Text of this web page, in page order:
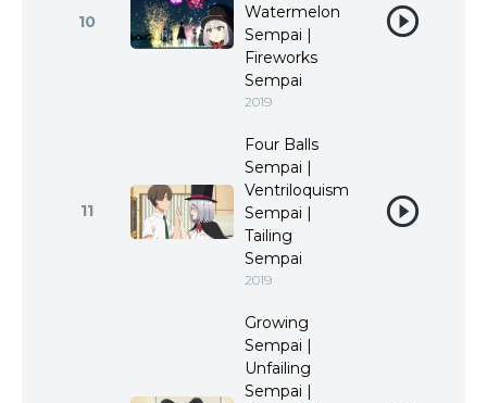
10
Watermelon
Sempai |
Fireworks
Sempai
2019
11
Four Balls
Sempai |
Ventriloquism
Sempai |
Tailing
Sempai
2019
Growing
Sempai |
Unfailing
Sempai |